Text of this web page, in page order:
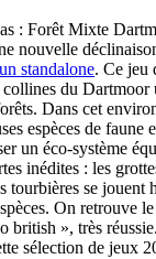
: Forêt Mixte
nouvelle
un standalone. Ce jeu
collines du Dartmoor
Dans cet
espèces de faune
un éco-système
inédites : les
tourbières se jouent
On retrouve
british », très
sélection de jeux